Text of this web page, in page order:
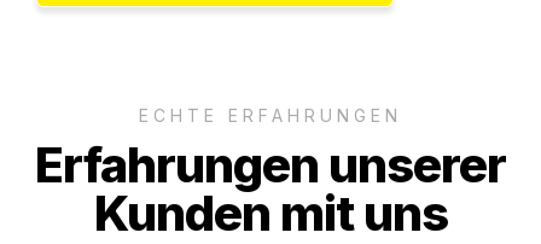
ECHTE ERFAHRUNGEN
Erfahrungen unserer
Kunden mit uns